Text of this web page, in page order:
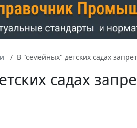
В "семейных" детских садах
садах